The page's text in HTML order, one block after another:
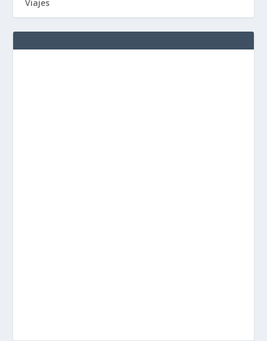
Viajes